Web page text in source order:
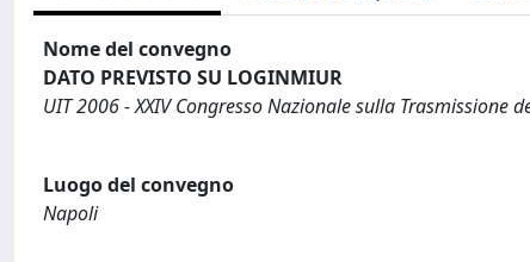
Nome del convegno
DATO PREVISTO SU LOGINMIUR
UIT 2006 - XXIV Congresso Nazionale sulla Trasmissione
Luogo del convegno
Napoli